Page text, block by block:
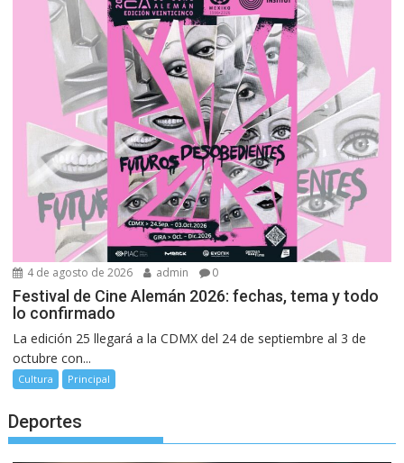
4 de agosto de 2026 admin 0
Festival de Cine Alemán 2026: fechas, tema y todo
lo confirmado
La edición 25 llegará a la CDMX del 24 de septiembre al 3 de
octubre con...
Cultura Principal
Deportes